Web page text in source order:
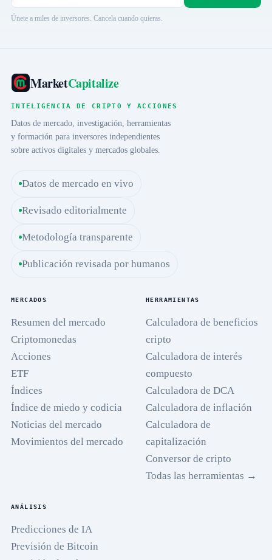
Únete a miles de inversores. Cancela cuando quieras.
MarketCapitalize
INTELIGENCIA DE CRIPTO Y ACCIONES
Datos de mercado, investigación, herramientas
y formación para inversores independientes
sobre activos digitales y mercados globales.
Datos de mercado en vivo
Revisado editorialmente
Metodología transparente
Publicación revisada por humanos
MERCADOS
Resumen del mercado
Criptomonedas
Acciones
ETF
Índices
Índice de miedo y codicia
Noticias del mercado
Movimientos del mercado
HERRAMIENTAS
Calculadora de beneficios
cripto
Calculadora de interés
compuesto
Calculadora de DCA
Calculadora de inflación
Calculadora de
capitalización
Conversor de cripto
Todas las herramientas →
ANÁLISIS
Predicciones de IA
Previsión de Bitcoin